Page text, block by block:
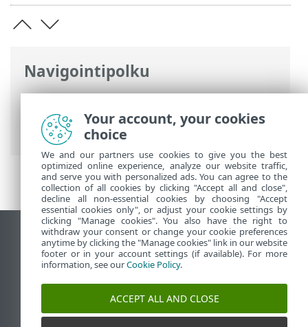
Navigointipolku
ESET-online-ohje>ESET Endpoint
Security >Lisäasetukset>Ilmoitukset>
Vuorovaikutteiset hälytykset
Näytä tietokonesivusto
End of Life
ESET-tietämyskanta
ESET-foorumi
ESET Status Portal
Your account, your cookies
choice
We and our partners use cookies to give you the best
optimized online experience, analyze our website traffic,
and serve you with personalized ads. You can agree to the
collection of all cookies by clicking "Accept all and close",
decline all non-essential cookies by choosing "Accept
essential cookies only", or adjust your cookie settings by
clicking "Manage cookies". You also have the right to
withdraw your consent or change your cookie preferences
anytime by clicking the "Manage cookies" link in our website
footer or in your account settings (if available). For more
information, see ourCookie Policy.
ACCEPT ALL AND CLOSE